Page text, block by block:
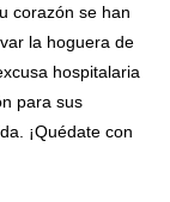
corazón se han
la hoguera de
hospitalaria
para sus
¡Quédate con